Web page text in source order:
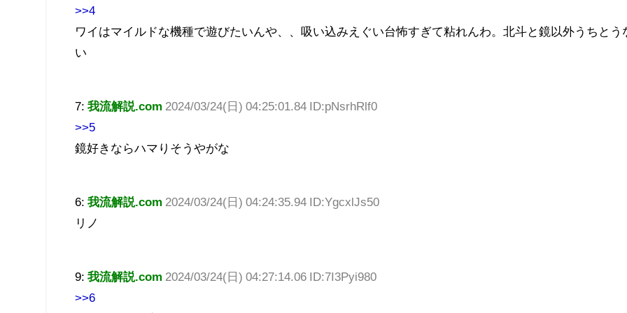
>>4
ワイはマイルドな機種で遊びたいんや、、吸い込みえぐい台怖すぎて粘れんわ。北斗と鏡以外うちとう
い
7:我流解説.com 2024/03/24(日) 04:25:01.84 ID:pNsrhRlf0
>>5
鏡好きならハマりそうやがな
6:我流解説.com 2024/03/24(日) 04:24:35.94 ID:YgcxlJs50
リノ
9:我流解説.com 2024/03/24(日) 04:27:14.06 ID:7I3Pyi980
>>6